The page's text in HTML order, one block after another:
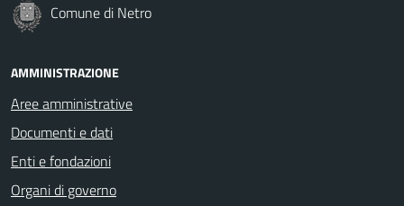
Comune di Netro
AMMINISTRAZIONE
Aree amministrative
Documenti e dati
Enti e fondazioni
Organi di governo